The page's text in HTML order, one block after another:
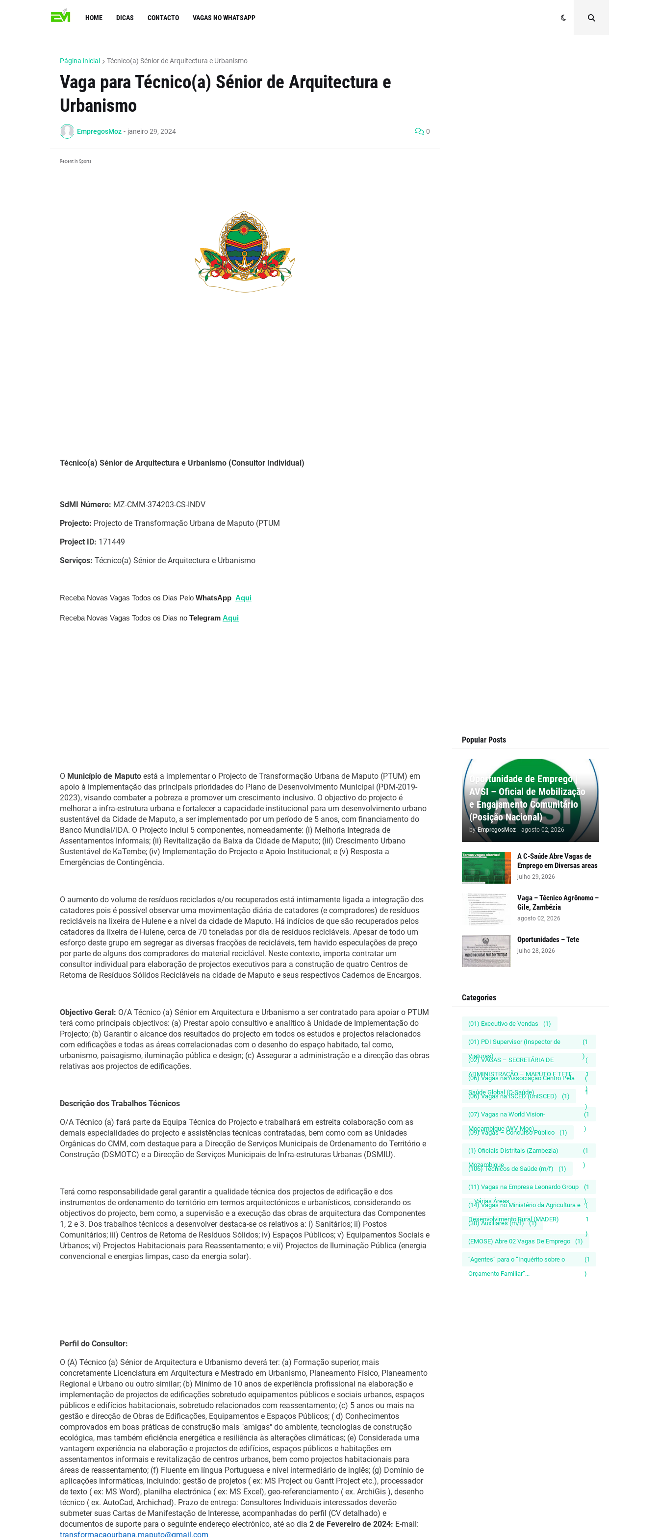
HOME DICAS CONTACTO VAGAS NO WHATSAPP
Página inicial Técnico(a) Sénior de Arquitectura e Urbanismo
Vaga para Técnico(a) Sénior de Arquitectura e
Urbanismo
EmpregosMoz - janeiro 29, 2024 0
Recent in Sports
Técnico(a) Sénior de Arquitectura e Urbanismo (Consultor Individual)
SdMI Número: MZ-CMM-374203-CS-INDV
Projecto: Projecto de Transformação Urbana de Maputo (PTUM
Project ID: 171449
Serviços: Técnico(a) Sénior de Arquitectura e Urbanismo
Receba Novas Vagas Todos os Dias Pelo WhatsApp Aqui
Receba Novas Vagas Todos os Dias no Telegram Aqui
O Município de Maputo está a implementar o Projecto de Transformação Urbana de Maputo (PTUM) em
apoio à implementação das principais prioridades do Plano de Desenvolvimento Municipal (PDM-2019-
2023), visando combater a pobreza e promover um crescimento inclusivo. O objectivo do projecto é
melhorar a infra-estrutura urbana e fortalecer a capacidade institucional para um desenvolvimento urbano
sustentável da Cidade de Maputo, a ser implementado por um período de 5 anos, com financiamento do
Banco Mundial/IDA. O Projecto inclui 5 componentes, nomeadamente: (i) Melhoria Integrada de
Assentamentos Informais; (ii) Revitalização da Baixa da Cidade de Maputo; (iii) Crescimento Urbano
Sustentável de KaTembe; (iv) Implementação do Projecto e Apoio Institucional; e (v) Resposta a
Emergências de Contingência.
O aumento do volume de resíduos reciclados e/ou recuperados está intimamente ligada a integração dos
catadores pois é possível observar uma movimentação diária de catadores (e compradores) de resíduos
recicláveis na lixeira de Hulene e a nível da cidade de Maputo. Há indícios de que são recuperados pelos
catadores da lixeira de Hulene, cerca de 70 toneladas por dia de resíduos recicláveis. Apesar de todo um
esforço deste grupo em segregar as diversas fracções de recicláveis, tem havido especulações de preço
por parte de alguns dos compradores do material reciclável. Neste contexto, importa contratar um
consultor individual para elaboração de projectos executivos para a construção de quatro Centros de
Retoma de Resíduos Sólidos Recicláveis na cidade de Maputo e seus respectivos Cadernos de Encargos.
Objectivo Geral: O/A Técnico (a) Sénior em Arquitectura e Urbanismo a ser contratado para apoiar o PTUM
terá como principais objectivos: (a) Prestar apoio consultivo e analítico à Unidade de Implementação do
Projecto; (b) Garantir o alcance dos resultados do projecto em todos os estudos e projectos relacionados
com edificações e todas as áreas correlacionadas com o desenho do espaço habitado, tal como,
urbanismo, paisagismo, iluminação pública e design; (c) Assegurar a administração e a direcção das obras
relativas aos projectos de edificações.
Descrição dos Trabalhos Técnicos
O/A Técnico (a) fará parte da Equipa Técnica do Projecto e trabalhará em estreita colaboração com as
demais especialidades do projecto e assistências técnicas contratadas, bem como com as Unidades
Orgânicas do CMM, com destaque para a Direcção de Serviços Municipais de Ordenamento do Território e
Construção (DSMOTC) e a Direcção de Serviços Municipais de Infra-estruturas Urbanas (DSMIU).
Terá como responsabilidade geral garantir a qualidade técnica dos projectos de edificação e dos
instrumentos de ordenamento do território em termos arquitectónicos e urbanísticos, considerando os
objectivos do projecto, bem como, a supervisão e a execução das obras de arquitectura das Componentes
1, 2 e 3. Dos trabalhos técnicos a desenvolver destaca-se os relativos a: i) Sanitários; ii) Postos
Comunitários; iii) Centros de Retoma de Resíduos Sólidos; iv) Espaços Públicos; v) Equipamentos Sociais e
Urbanos; vi) Projectos Habitacionais para Reassentamento; e vii) Projectos de Iluminação Pública (energia
convencional e energias limpas, caso da energia solar).
Perfil do Consultor:
O (A) Técnico (a) Sénior de Arquitectura e Urbanismo deverá ter: (a) Formação superior, mais
concretamente Licenciatura em Arquitectura e Mestrado em Urbanismo, Planeamento Físico, Planeamento
Regional e Urbano ou outro similar; (b) Minímo de 10 anos de experiência profissional na elaboração e
implementação de projectos de edificações sobretudo equipamentos públicos e sociais urbanos, espaços
públicos e edifícios habitacionais, sobretudo relacionados com reassentamento; (c) 5 anos ou mais na
gestão e direcção de Obras de Edificações, Equipamentos e Espaços Públicos; ( d) Conhecimentos
comprovados em boas práticas de construção mais "amigas" do ambiente, tecnologias de construção
ecológica, mas também eficiência energética e resiliência às alterações climáticas; (e) Considerada uma
vantagem experiência na elaboração e projectos de edifícios, espaços públicos e habitações em
assentamentos informais e revitalização de centros urbanos, bem como projectos habitacionais para
áreas de reassentamento; (f) Fluente em língua Portuguesa e nível intermediário de inglês; (g) Domínio de
aplicações informáticas, incluindo: gestão de projetos ( ex: MS Project ou Gantt Project etc.), processador
de texto ( ex: MS Word), planilha electrónica ( ex: MS Excel), geo-referenciamento ( ex. ArchiGis ), desenho
técnico ( ex. AutoCad, Archichad). Prazo de entrega: Consultores Individuais interessados deverão
submeter suas Cartas de Manifestação de Interesse, acompanhadas do perfil (CV detalhado) e
documentos de suporte para o seguinte endereço electrónico, até ao dia 2 de Fevereiro de 2024: E-mail:
transformacaourbana.maputo@gmail.com
Popular Posts
Oportunidade de Emprego |
AVSI – Oficial de Mobilização
e Engajamento Comunitário
(Posição Nacional)
by EmpregosMoz - agosto 02, 2026
A C-Saúde Abre Vagas de
Emprego em Diversas areas
julho 29, 2026
Vaga – Técnico Agrônomo –
Gile, Zambézia
agosto 02, 2026
Oportunidades – Tete
julho 28, 2026
Categories
(01) Executivo de Vendas (1)
(01) PDI Supervisor (Inspector de
Viaturas)
(1
)
(02) VAGAS – SECRETÁRIA DE
ADMINISTRAÇÃO – MAPUTO E TETE
(
1
)
(06) Vagas na Associação Centro Pela
Saúde Global (C-Saúde)
(
1
)
(06) Vagas na ISCED (UnISCED) (1)
(07) Vagas na World Vision-
Moçambique (WV-Moç)
(1
)
(09) Vagas – Concurso Público (1)
(1) Oficiais Distritais (Zambezia)
Mozambique
(1
)
(106) Técnicos de Saúde (m/f) (1)
(11) Vagas na Empresa Leonardo Group
– Várias Áreas
(1
)
(14) Vagas no Ministério da Agricultura e
Desenvolvimento Rural (MADER)
(
1
)
(30) Auxiliares (m/f) (1)
(EMOSE) Abre 02 Vagas De Emprego (1)
“Agentes” para o “Inquérito sobre o
Orçamento Familiar”...
(1
)